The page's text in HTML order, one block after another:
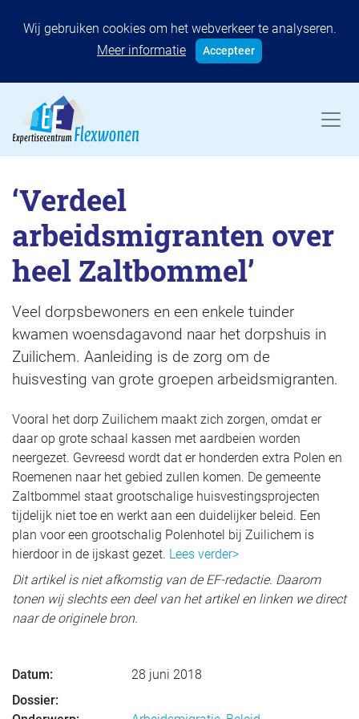
Wij gebruiken cookies om het webverkeer te analyseren.
Meer informatie
Accepteer
‘Verdeel
arbeidsmigranten over
heel Zaltbommel’
Veel dorpsbewoners en een enkele tuinder
kwamen woensdagavond naar het dorpshuis in
Zuilichem. Aanleiding is de zorg om de
huisvesting van grote groepen arbeidsmigranten.
Vooral het dorp Zuilichem maakt zich zorgen, omdat er
daar op grote schaal kassen met aardbeien worden
neergezet. Gevreesd wordt dat er honderden extra Polen en
Roemenen naar het gebied zullen komen. De gemeente
Zaltbommel staat grootschalige huisvestingsprojecten
tijdelijk niet toe en werkt aan een duidelijker beleid. Een
plan voor een grootschalig Polenhotel bij Zuilichem is
hierdoor in de ijskast gezet. Lees verder>
Dit artikel is niet afkomstig van de EF-redactie. Daarom
tonen wij slechts een deel van het artikel en linken we direct
naar de originele bron.
Datum:
28 juni 2018
Dossier: